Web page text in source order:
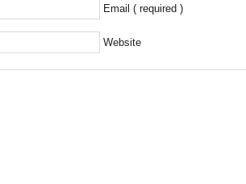
Email ( required )
Website